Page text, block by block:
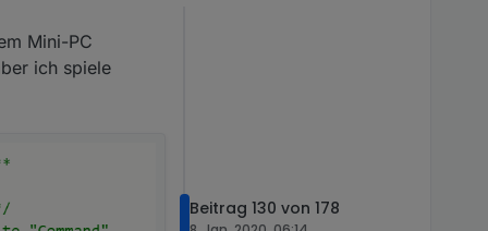
Mini-PC
ich spiele
Beitrag 130 von 178